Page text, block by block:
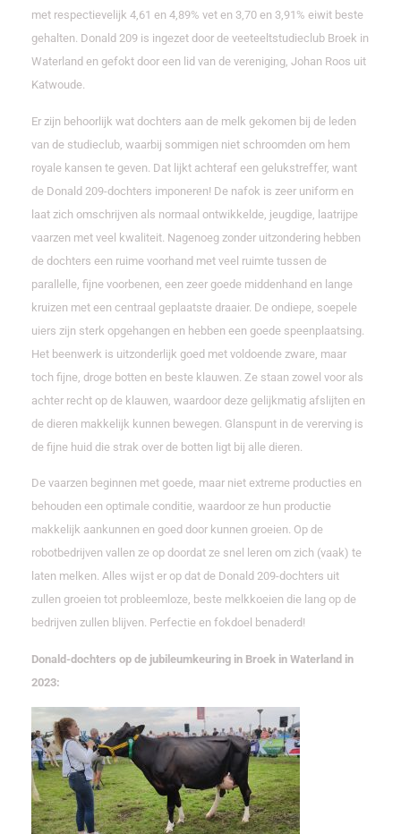
met respectievelijk 4,61 en 4,89% vet en 3,70 en 3,91% eiwit beste
gehalten. Donald 209 is ingezet door de veeteeltstudieclub Broek in
Waterland en gefokt door een lid van de vereniging, Johan Roos uit
Katwoude.
Er zijn behoorlijk wat dochters aan de melk gekomen bij de leden
van de studieclub, waarbij sommigen niet schroomden om hem
royale kansen te geven. Dat lijkt achteraf een gelukstreffer, want
de Donald 209-dochters imponeren! De nafok is zeer uniform en
laat zich omschrijven als normaal ontwikkelde, jeugdige, laatrijpe
vaarzen met veel kwaliteit. Nagenoeg zonder uitzondering hebben
de dochters een ruime voorhand met veel ruimte tussen de
parallelle, fijne voorbenen, een zeer goede middenhand en lange
kruizen met een centraal geplaatste draaier. De ondiepe, soepele
uiers zijn sterk opgehangen en hebben een goede speenplaatsing.
Het beenwerk is uitzonderlijk goed met voldoende zware, maar
toch fijne, droge botten en beste klauwen. Ze staan zowel voor als
achter recht op de klauwen, waardoor deze gelijkmatig afslijten en
de dieren makkelijk kunnen bewegen. Glanspunt in de vererving is
de fijne huid die strak over de botten ligt bij alle dieren.
De vaarzen beginnen met goede, maar niet extreme producties en
behouden een optimale conditie, waardoor ze hun productie
makkelijk aankunnen en goed door kunnen groeien. Op de
robotbedrijven vallen ze op doordat ze snel leren om zich (vaak) te
laten melken. Alles wijst er op dat de Donald 209-dochters uit
zullen groeien tot probleemloze, beste melkkoeien die lang op de
bedrijven zullen blijven. Perfectie en fokdoel benaderd!
Donald-dochters op de jubileumkeuring in Broek in Waterland in
2023: